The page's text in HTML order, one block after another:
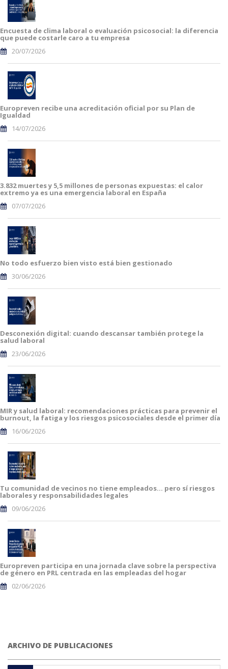
Encuesta de clima laboral o evaluación psicosocial: la diferencia
que puede costarle caro a tu empresa
20/07/2026
Europreven recibe una acreditación oficial por su Plan de
Igualdad
14/07/2026
3.832 muertes y 5,5 millones de personas expuestas: el calor
extremo ya es una emergencia laboral en España
07/07/2026
No todo esfuerzo bien visto está bien gestionado
30/06/2026
Desconexión digital: cuando descansar también protege la
salud laboral
23/06/2026
MIR y salud laboral: recomendaciones prácticas para prevenir el
burnout, la fatiga y los riesgos psicosociales desde el primer día
16/06/2026
Tu comunidad de vecinos no tiene empleados… pero sí riesgos
laborales y responsabilidades legales
09/06/2026
Europreven participa en una jornada clave sobre la perspectiva
de género en PRL centrada en las empleadas del hogar
02/06/2026
ARCHIVO DE PUBLICACIONES